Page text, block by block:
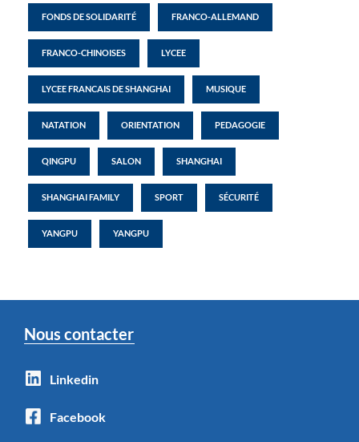
FONDS DE SOLIDARITÉ FRANCO-ALLEMAND
FRANCO-CHINOISES LYCEE
LYCEE FRANCAIS DE SHANGHAI MUSIQUE
NATATION ORIENTATION PEDAGOGIE
QINGPU SALON SHANGHAI
SHANGHAI FAMILY SPORT SÉCURITÉ
YANGPU YANGPU
Nous contacter
Linkedin
Facebook